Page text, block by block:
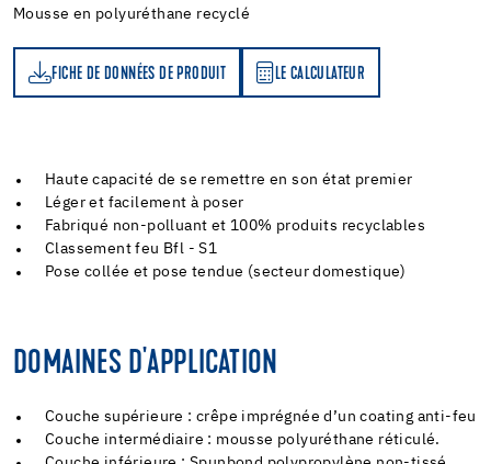
Mousse en polyuréthane recyclé
FICHE DE DONNÉES DE PRODUIT LE CALCULATEUR
LE CALCULATEUR
Haute capacité de se remettre en son état premier
Léger et facilement à poser
Fabriqué non-polluant et 100% produits recyclables
Classement feu Bfl - S1
Pose collée et pose tendue (secteur domestique)
DOMAINES D'APPLICATION
Couche supérieure : crêpe imprégnée d’un coating anti-feu
Couche intermédiaire : mousse polyuréthane réticulé.